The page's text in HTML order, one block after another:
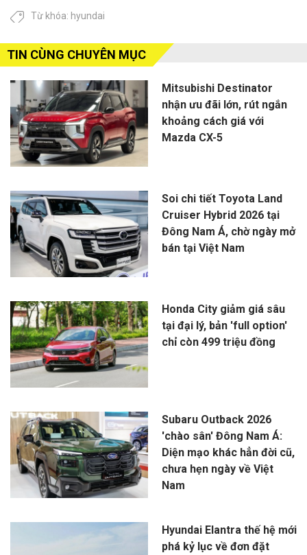
Từ khóa: hyundai
TIN CÙNG CHUYÊN MỤC
Mitsubishi Destinator
nhận ưu đãi lớn, rút ngắn
khoảng cách giá với
Mazda CX-5
Soi chi tiết Toyota Land
Cruiser Hybrid 2026 tại
Đông Nam Á, chờ ngày mở
bán tại Việt Nam
Honda City giảm giá sâu
tại đại lý, bản 'full option'
chỉ còn 499 triệu đồng
Subaru Outback 2026
'chào sân' Đông Nam Á:
Diện mạo khác hẳn đời cũ,
chưa hẹn ngày về Việt
Nam
Hyundai Elantra thế hệ mới
phá kỷ lục về đơn đặt